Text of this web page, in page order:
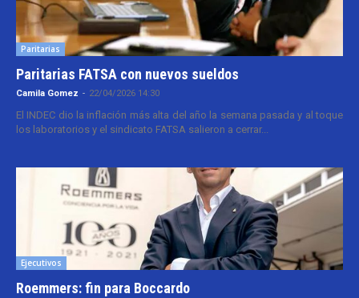
Paritarias
Paritarias FATSA con nuevos sueldos
Camila Gomez - 22/04/2026 14:30
El INDEC dio la inflación más alta del año la semana pasada y al toque
los laboratorios y el sindicato FATSA salieron a cerrar...
Ejecutivos
Roemmers: fin para Boccardo